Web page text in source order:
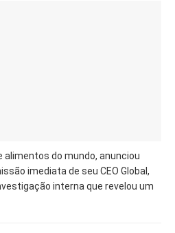
alimentos do mundo, anunciou
imediata de seu CEO Global,
interna que revelou um